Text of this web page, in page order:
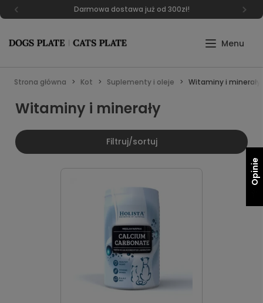
Darmowa dostawa już od 300zł!
Strona główna Kot Suplementy i oleje Witaminy i minerały
Witaminy i minerały
Filtruj/sortuj
Opinie